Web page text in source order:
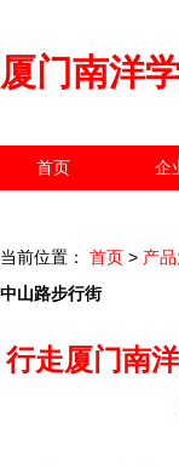
厦门南洋
首页 企
当前位置： 首页 > 产
中山路步行街
行走厦门南